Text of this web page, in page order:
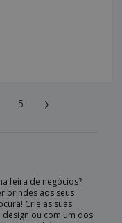
5 ›
feira de negócios?
brindes aos seus
Crie as suas
ou com um dos